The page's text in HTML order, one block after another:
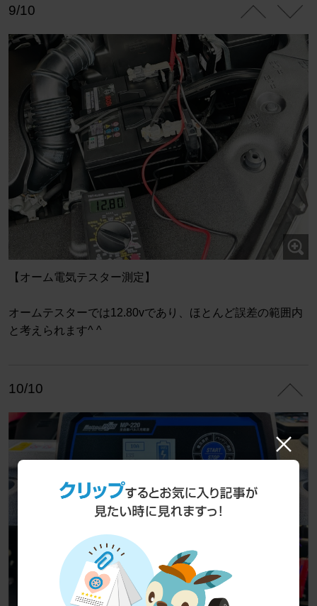
9/10
【オーム電気テスター測定】
オームテスターでは12.80vであり、ほとんど誤差の範囲内
と考えられます^ ^
10/10